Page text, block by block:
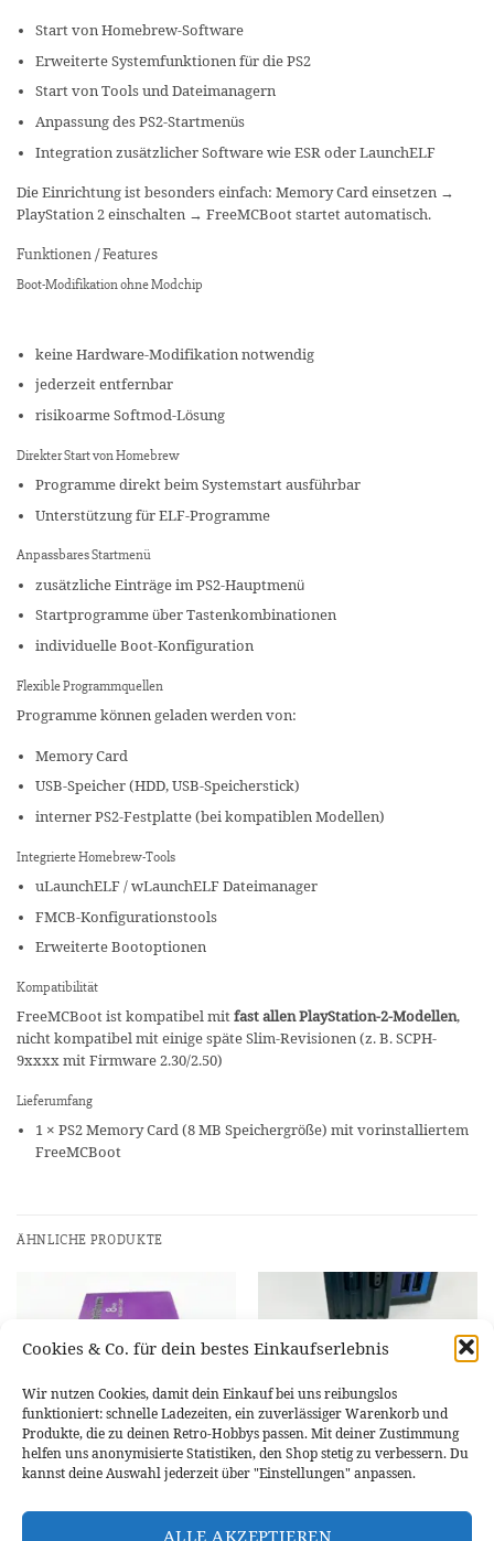
Cookies & Co. für dein bestes Einkaufserlebnis
Wir nutzen Cookies, damit dein Einkauf bei uns reibungslos
funktioniert: schnelle Ladezeiten, ein zuverlässiger Warenkorb und
Produkte, die zu deinen Retro-Hobbys passen. Mit deiner Zustimmung
helfen uns anonymisierte Statistiken, den Shop stetig zu verbessern. Du
kannst deine Auswahl jederzeit über "Einstellungen" anpassen.
ALLE AKZEPTIEREN
Start von Homebrew-Software
Erweiterte Systemfunktionen für die PS2
Start von Tools und Dateimanagern
Anpassung des PS2-Startmenüs
Integration zusätzlicher Software wie ESR oder LaunchELF
Die Einrichtung ist besonders einfach: Memory Card einsetzen →
PlayStation 2 einschalten → FreeMCBoot startet automatisch.
Funktionen / Features
Boot-Modifikation ohne Modchip
keine Hardware-Modifikation notwendig
jederzeit entfernbar
risikoarme Softmod-Lösung
Direkter Start von Homebrew
Programme direkt beim Systemstart ausführbar
Unterstützung für ELF-Programme
Anpassbares Startmenü
zusätzliche Einträge im PS2-Hauptmenü
Startprogramme über Tastenkombinationen
individuelle Boot-Konfiguration
Flexible Programmquellen
Programme können geladen werden von:
Memory Card
USB-Speicher (HDD, USB-Speicherstick)
interner PS2-Festplatte (bei kompatiblen Modellen)
Integrierte Homebrew-Tools
uLaunchELF / wLaunchELF Dateimanager
FMCB-Konfigurationstools
Erweiterte Bootoptionen
Kompatibilität
FreeMCBoot ist kompatibel mitfast allen PlayStation-2-Modellen,
nicht kompatibel mit einige späte Slim-Revisionen (z. B. SCPH-
9xxxx mit Firmware 2.30/2.50)
Lieferumfang
1 × PS2 Memory Card (8 MB Speichergröße) mit vorinstalliertem
FreeMCBoot
ÄHNLICHE PRODUKTE